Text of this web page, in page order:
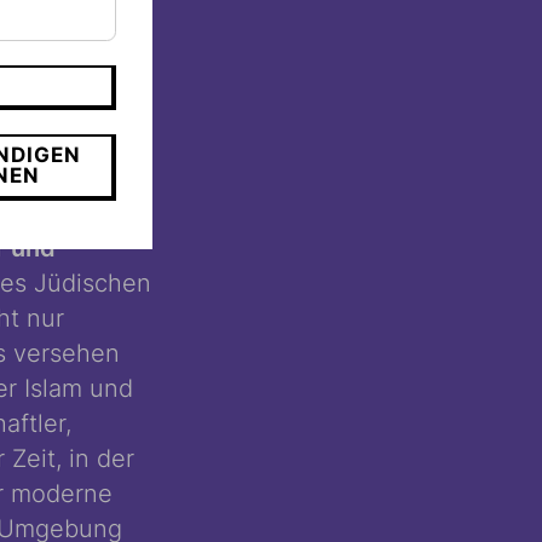
und den
in der
November
und
Jüdischen
nur
versehen
Islam und
Zeit, in der
moderne